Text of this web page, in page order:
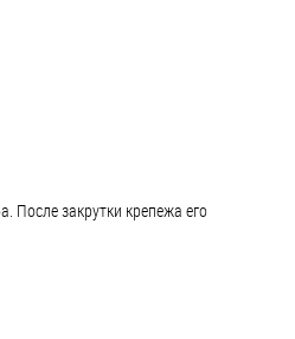
После закрутки крепежа его